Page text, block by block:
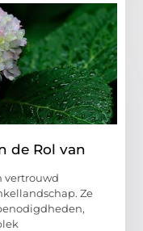
de Rol van
vertrouwd
Ze